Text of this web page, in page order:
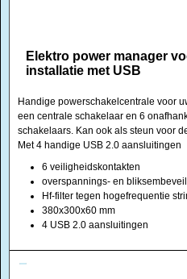
Elektro power manager
installatie met USB
Handige powerschakelcentrale voor
een centrale schakelaar en 6
schakelaars. Kan ook als steun voor
Met 4 handige USB 2.0 aansluitingen
6 veiligheidskontakten
overspannings- en
Hf-filter tegen hogefrequentie
380x300x60 mm
4 USB 2.0 aansluitingen